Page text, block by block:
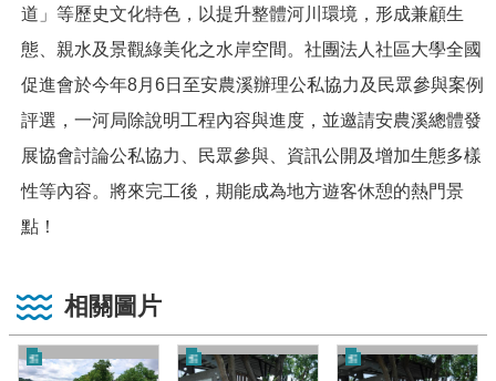
道」等歷史文化特色，以提升整體河川環境，形成兼顧生
態、親水及景觀綠美化之水岸空間。社團法人社區大學全國
促進會於今年8月6日至安農溪辦理公私協力及民眾參與案例
評選，一河局除說明工程內容與進度，並邀請安農溪總體發
展協會討論公私協力、民眾參與、資訊公開及增加生態多樣
性等內容。將來完工後，期能成為地方遊客休憩的熱門景
點！
相關圖片